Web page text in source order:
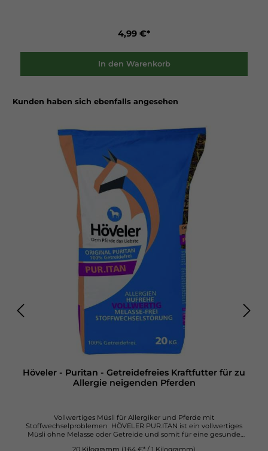
Leinsamen, Apfeltrester und Chicorèe unterstützen zusätzlich
eine gesunde Verdauung. Schmackhaft Gesund Belohnung
28,0 %, Luzerne 28,0 %, Sonnenblumenextraktionsschrot 20,0 %,
Chicoréepülpe 7,00 %, Wiesengräser- und Kräuterflocken 5,00 %,
Rote Beete 0,50 % Analytische Komponenten je kg: Rohprotein 14,1
4,99 €*
In den Warenkorb
Kunden haben sich ebenfalls angesehen
Höveler - Puritan - Getreidefreies Kraftfutter für zu
Allergie neigenden Pferden
Vollwertiges Müsli für Allergiker und Pferde mit
Stoffwechselproblemen HÖVELER PUR.ITAN ist ein vollwertiges
Müsli ohne Melasse oder Getreide und somit für eine gesunde
20 Kilogramm (1,64 €* / 1 Kilogramm)